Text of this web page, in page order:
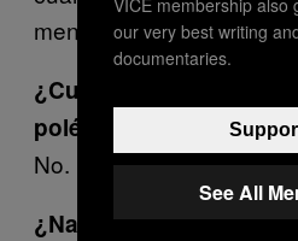
menos en el ‘90.
¿Cuándo salió
polémica?
No.
¿Nadie se escandalizó?
our very best writing
documentaries.
See All